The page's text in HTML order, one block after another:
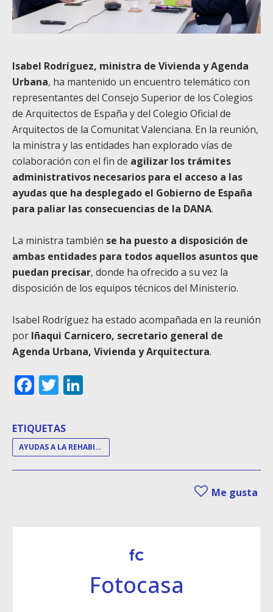
Isabel Rodríguez, ministra de Vivienda y Agenda
Urbana, ha mantenido un encuentro telemático con
representantes del Consejo Superior de los Colegios
de Arquitectos de España y del Colegio Oficial de
Arquitectos de la Comunitat Valenciana. En la reunión,
la ministra y las entidades han explorado vías de
colaboración con el fin de agilizar los trámites
administrativos necesarios para el acceso a las
ayudas que ha desplegado el Gobierno de España
para paliar las consecuencias de la DANA.
La ministra también se ha puesto a disposición de
ambas entidades para todos aquellos asuntos que
puedan precisar, donde ha ofrecido a su vez la
disposición de los equipos técnicos del Ministerio.
Isabel Rodríguez ha estado acompañada en la reunión
por Iñaqui Carnicero, secretario general de
Agenda Urbana, Vivienda y Arquitectura.
Facebook
Twitter
ETIQUETAS
AYUDAS A LA REHABILITACIÓN
Me gusta
Fotocasa